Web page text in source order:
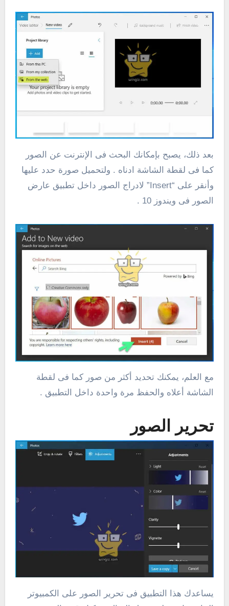
بعد ذلك، يصبح بإمكانك البحث فى الإنترنت عن الصور
كما فى لقطة الشاشة ادناه . ولتحميل صورة حدد عليها
وأنقر على “Insert” لادراج الصور داخل تطبيق عارض
الصور فى ويندوز 10 .
مع العلم، يمكنك تحديد أكثر من صور كما فى لقطة
الشاشة أعلاه والحفظ مرة واحدة داخل التطبيق .
تحرير الصور
يساعدك هذا التطبيق فى تحرير الصور على الكمبيوتر